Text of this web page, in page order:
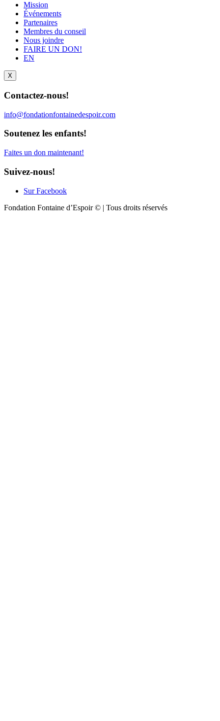
Mission
Événements
Partenaires
Membres du conseil
Nous joindre
FAIRE UN DON!
EN
X
Contactez-nous!
info@fondationfontainedespoir.com
Soutenez les enfants!
Faites un don maintenant!
Suivez-nous!
Sur Facebook
Fondation Fontaine d’Espoir © | Tous droits réservés